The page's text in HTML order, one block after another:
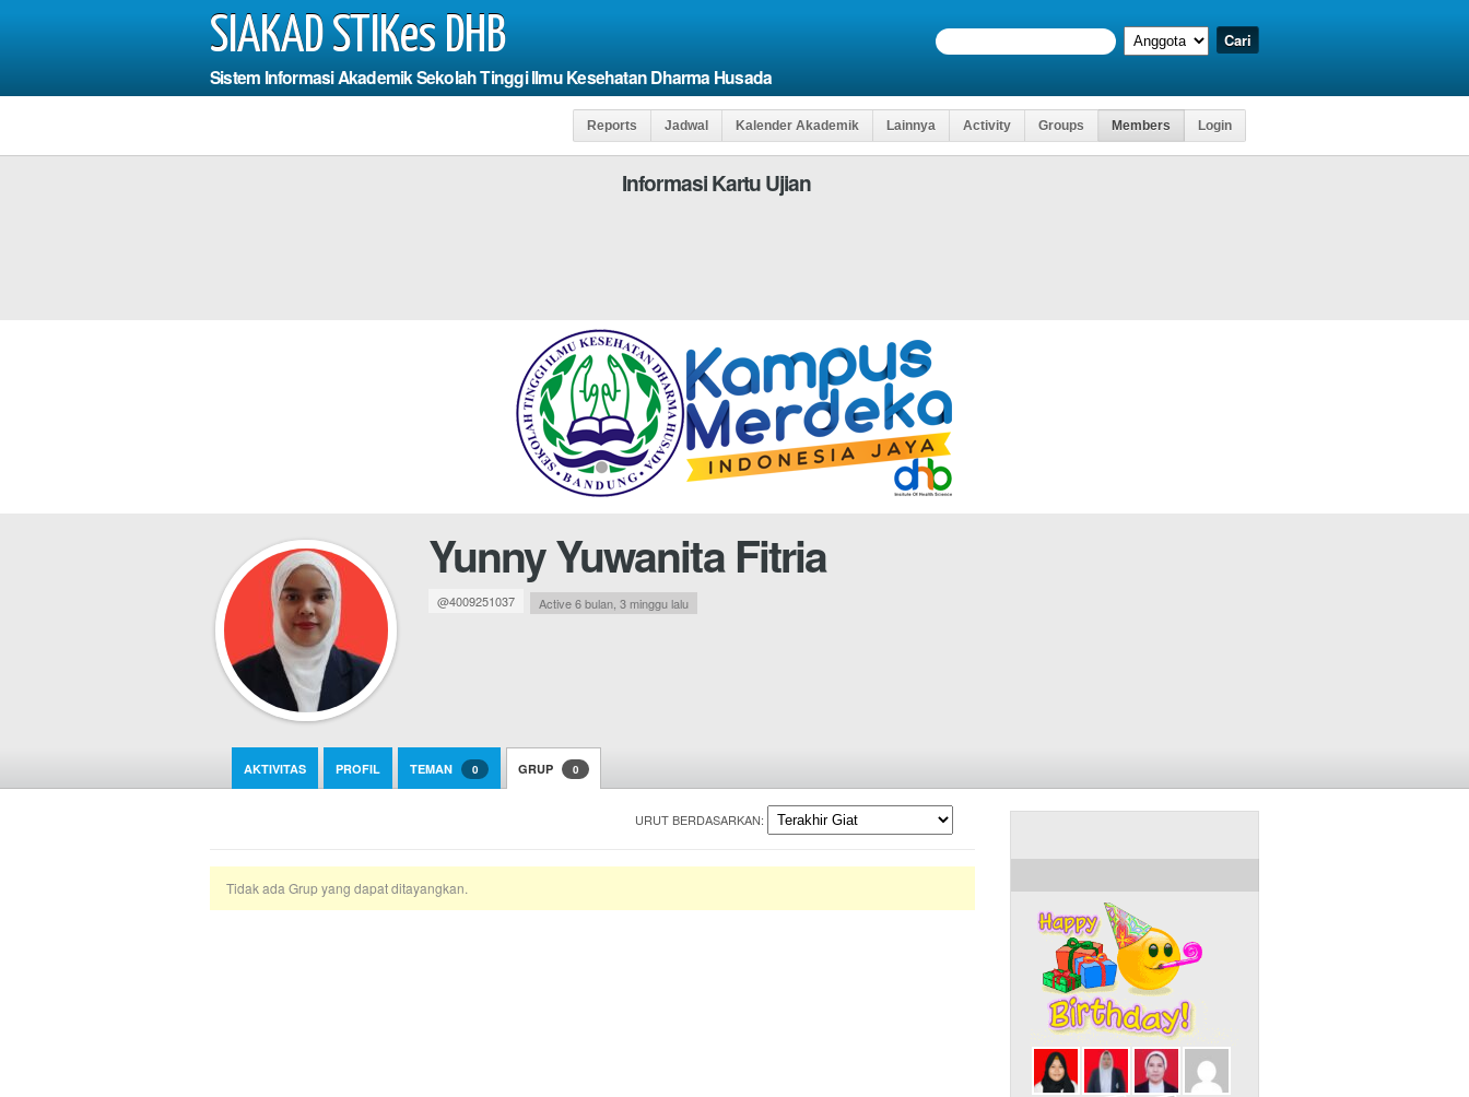
SIAKAD STIKes DHB
Sistem Informasi Akademik Sekolah Tinggi Ilmu Kesehatan Dharma Husada
Reports Jadwal Kalender Akademik Lainnya Activity Groups Members Login
Informasi Kartu Ujian
Yunny Yuwanita Fitria
@4009251037 Active 6 bulan, 3 minggu lalu
AKTIVITAS PROFIL TEMAN 0 GRUP 0
URUT BERDASARKAN:
Tidak ada Grup yang dapat ditayangkan.